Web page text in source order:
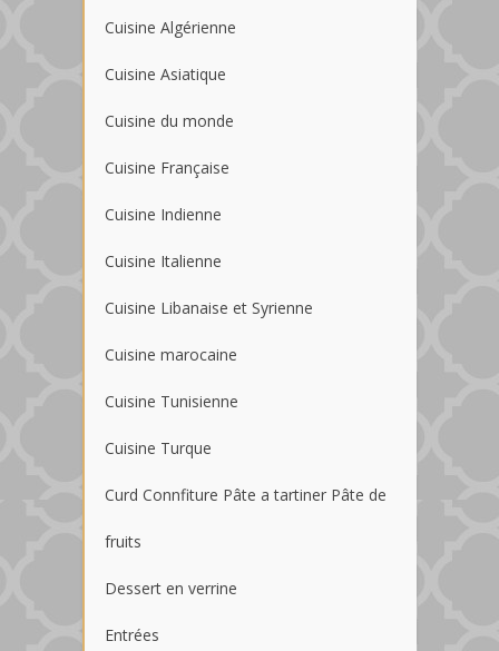
Cuisine Algérienne
Cuisine Asiatique
Cuisine du monde
Cuisine Française
Cuisine Indienne
Cuisine Italienne
Cuisine Libanaise et Syrienne
Cuisine marocaine
Cuisine Tunisienne
Cuisine Turque
Curd Connfiture Pâte a tartiner Pâte de
fruits
Dessert en verrine
Entrées